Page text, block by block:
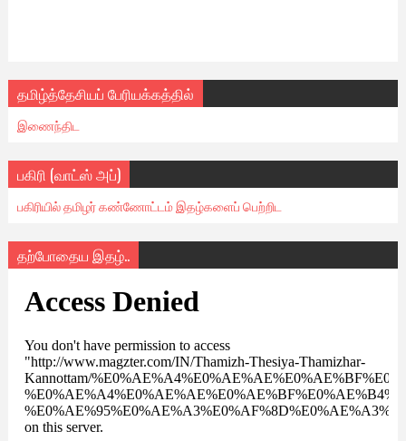
தமிழ்த்தேசியப் பேரியக்கத்தில்
இணைந்திட
பகிரி (வாட்ஸ் அப்)
பகிரியில் தமிழர் கண்ணோட்டம் இதழ்களைப் பெற்றிட
தற்போதைய இதழ்..